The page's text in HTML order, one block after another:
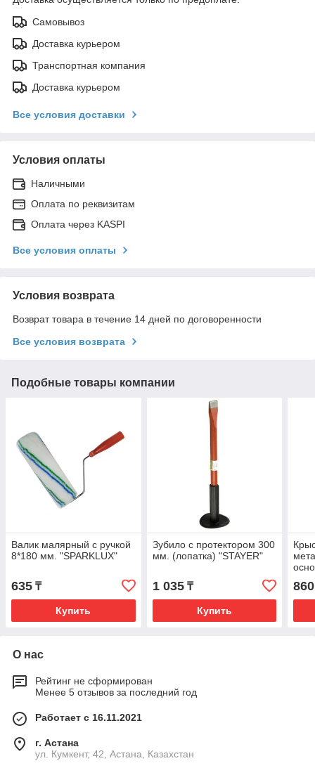
Самовывоз
Доставка курьером
Транспортная компания
Доставка курьером
Все условия доставки
Условия оплаты
Наличными
Оплата по реквизитам
Оплата через KASPI
Все условия оплаты
Условия возврата
Возврат товара в течение 14 дней по договоренности
Все условия возврата
Подобные товары компании
Валик малярный с ручкой
8*180 мм. "SPARKLUX"
635 ₸
Купить
Зубило с протектором 300
мм. (лопатка) "STAYER"
1 035₸
Купить
860
О нас
Рейтинг не сформирован
Менее 5 отзывов за последний год
Работает с 16.11.2021
г. Астана
ул. Кумкент, 42, Астана, Казахстан